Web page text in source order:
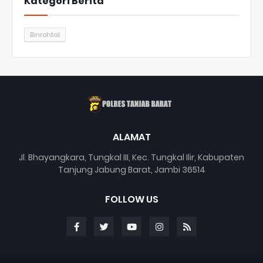
Binrohtal
ALAMAT
Jl. Bhayangkara, Tungkal III, Kec. Tungkal Ilir, Kabupaten
Tanjung Jabung Barat, Jambi 36514
FOLLOW US